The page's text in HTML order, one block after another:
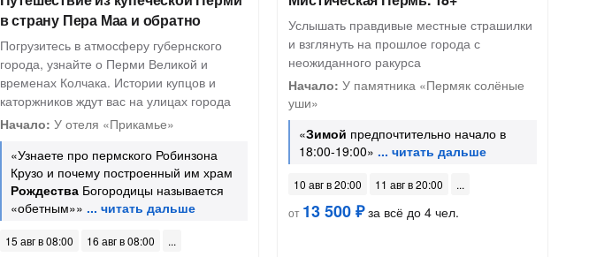
в страну Пера Маа и обратно
Погрузитесь в атмосферу губернского
города, узнайте о Перми Великой и
временах Колчака. Истории купцов и
каторжников ждут вас на улицах города
Начало: У отеля «Прикамье»
«Узнаете про пермского Робинзона
Крузо и почему построенный им храм
РождестваБогородицы называется
«обетным»»
15 авг в 08:00
16 авг в 08:00
Услышать правдивые местные страшилки
и взглянуть на прошлое города с
неожиданного ракурса
Начало: У памятника «Пермяк солёные
уши»
«Зимой предпочтительно начало в
18:00-19:00»
10 авг в 20:00
11 авг в 20:00
от 13 500 ₽за всё до 4 чел.